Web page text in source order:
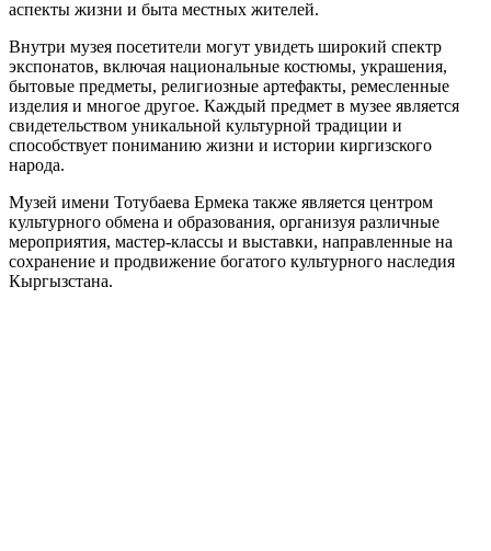
аспекты жизни и быта местных жителей.
Внутри музея посетители могут увидеть широкий спектр
экспонатов, включая национальные костюмы, украшения,
бытовые предметы, религиозные артефакты, ремесленные
изделия и многое другое. Каждый предмет в музее является
свидетельством уникальной культурной традиции и
способствует пониманию жизни и истории киргизского
народа.
Музей имени Тотубаева Ермека также является центром
культурного обмена и образования, организуя различные
мероприятия, мастер-классы и выставки, направленные на
сохранение и продвижение богатого культурного наследия
Кыргызстана.